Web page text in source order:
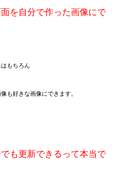
を自分で作った画像にで
もちろん
も好きな画像にできます。
も更新できるって本当で